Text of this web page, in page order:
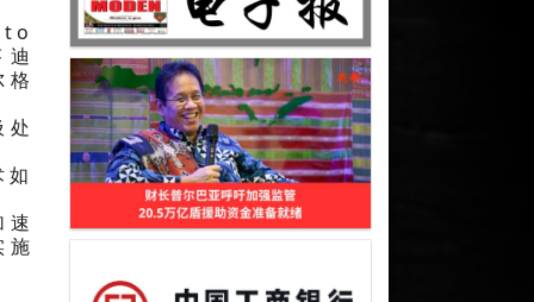
处
速
施